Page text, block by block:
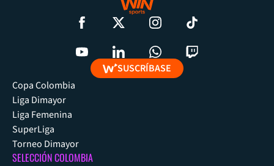
SUSCRÍBASE
Copa Colombia
Liga Dimayor
Liga Femenina
SuperLiga
Torneo Dimayor
SELECCIÓN COLOMBIA